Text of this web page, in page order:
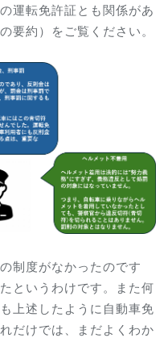
運転免許証とも関係があ
要約）をご覧ください。
制度がなかったのです
というわけです。また何
上述したように自動車免
だけでは、まだよくわか